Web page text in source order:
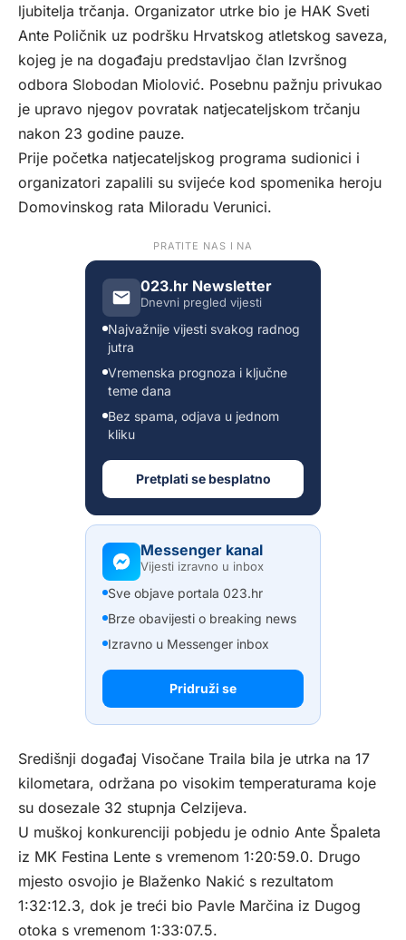
ljubitelja trčanja. Organizator utrke bio je HAK Sveti
Ante Poličnik uz podršku Hrvatskog atletskog saveza,
kojeg je na događaju predstavljao član Izvršnog
odbora Slobodan Miolović. Posebnu pažnju privukao
je upravo njegov povratak natjecateljskom trčanju
nakon 23 godine pauze.
Prije početka natjecateljskog programa sudionici i
organizatori zapalili su svijeće kod spomenika heroju
Domovinskog rata Miloradu Verunici.
PRATITE NAS I NA
023.hr Newsletter
Dnevni pregled vijesti
Najvažnije vijesti svakog radnog
jutra
Vremenska prognoza i ključne
teme dana
Bez spama, odjava u jednom
kliku
Pretplati se besplatno
Messenger kanal
Vijesti izravno u inbox
Sve objave portala 023.hr
Brze obavijesti o breaking news
Izravno u Messenger inbox
Pridruži se
Središnji događaj Visočane Traila bila je utrka na 17
kilometara, održana po visokim temperaturama koje
su dosezale 32 stupnja Celzijeva.
U muškoj konkurenciji pobjedu je odnio Ante Špaleta
iz MK Festina Lente s vremenom 1:20:59.0. Drugo
mjesto osvojio je Blaženko Nakić s rezultatom
1:32:12.3, dok je treći bio Pavle Marčina iz Dugog
otoka s vremenom 1:33:07.5.